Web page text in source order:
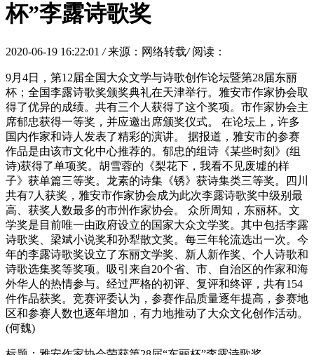
杯”李露诗歌奖
2020-06-19 16:22:01 / 来源：网络转载/ 阅读：
9月4日，第12届全国大众文学与诗歌创作论坛暨第28届东丽
杯；全国李露诗歌奖颁奖典礼在天津举行。雅安市作家协会取
得了优异的成绩。共有三个人获得了这个奖项。市作家协会主
席郁忠获得一等奖，并应邀出席颁奖仪式。 在论坛上，许多
国内作家和诗人发表了精彩的演讲。 据报道，雅安市的参赛
作品是由该市文化中心推荐的。郁忠的组诗《某些时刻》(组
诗)获得了单项奖。胡雪蓉的《梨花下，我看不见废墟的样
子》获单篇三等奖。龙素的诗集《锈》获诗集类三等奖。四川
共有7人获奖，雅安市作家协会成为此次李露诗歌奖中级别最
高、获奖人数最多的市州作家协会。 众所周知，东丽杯。文
学奖是目前唯一由政府设立的国家大众文学奖。其中包括李露
诗歌奖、梁斌小说奖和孙犁散文奖。每三年轮流选出一次。今
年的李露诗歌奖设立了东丽文学奖、新人新作奖、个人诗歌和
诗歌选集奖等奖项。吸引来自20个省、市、自治区的作家和海
外华人的热情参与。经过严格的初评、复评和终评，共有154
件作品获奖。竞赛评委认为，参赛作品质量逐年提高，参赛地
区和参赛人数也逐年增加，有力地推动了大众文化创作活动。
(何魏)